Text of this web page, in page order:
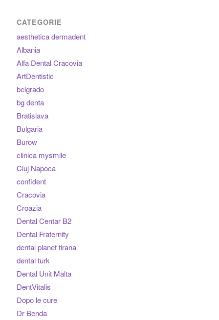
CATEGORIE
aesthetica dermadent
Albania
Alfa Dental Cracovia
ArtDentistic
belgrado
bg denta
Bratislava
Bulgaria
Burow
clinica mysmile
Cluj Napoca
confident
Cracovia
Croazia
Dental Centar B2
Dental Fraternity
dental planet tirana
dental turk
Dental Unit Malta
DentVitalis
Dopo le cure
Dr Benda